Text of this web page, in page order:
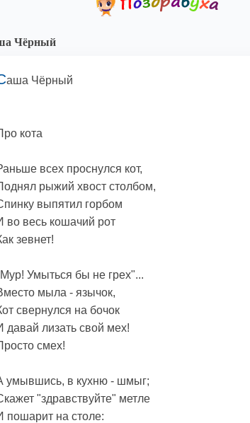
Чёрный
аша Чёрный
кота
всех проснулся кот,
рыжий хвост столбом,
выпятил горбом
во весь кошачий рот
зевнет!
Умыться бы не грех"...
мыла - язычок,
свернулся на бочок
давай лизать свой мех!
смех!
умывшись, в кухню - шмыг;
"здравствуйте" метле
пошарит на столе: